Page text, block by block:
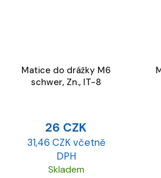
Matice do drážky M6
schwer, Zn., IT-8
26 CZK
31,46 CZK včetně
DPH
Skladem